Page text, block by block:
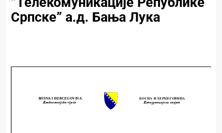
Српске” а.д. Бања Лука